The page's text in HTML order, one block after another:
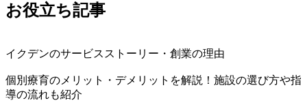
お役立ち記事
イクデンのサービスストーリー・創業の理由
個別療育のメリット・デメリットを解説！施設の選び方や指
導の流れも紹介